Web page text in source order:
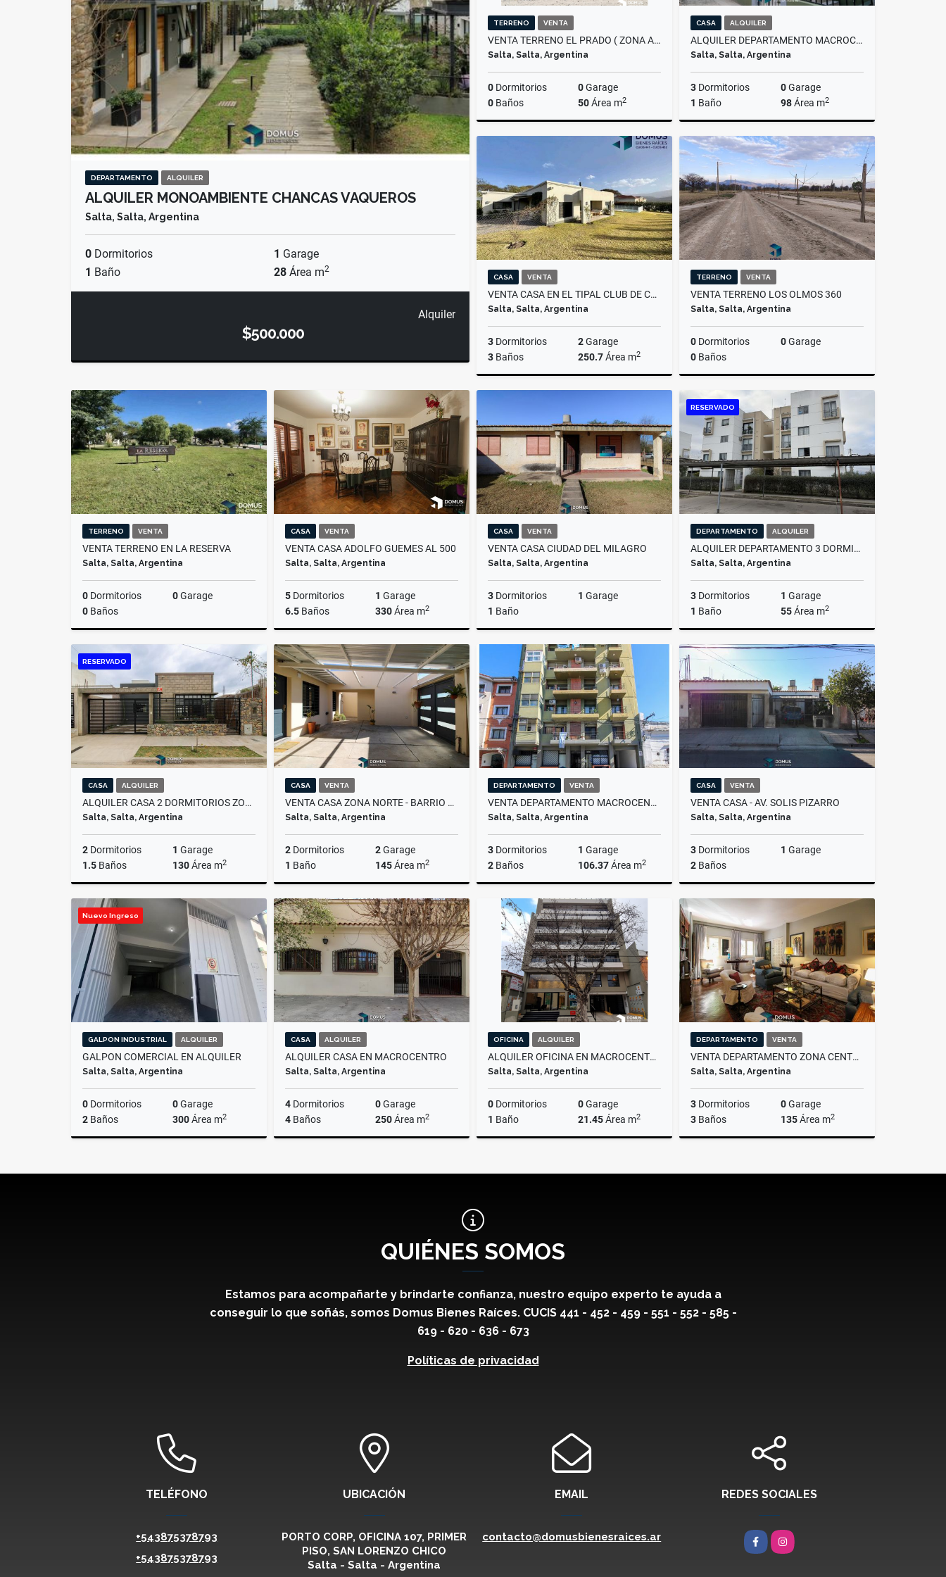
DEPARTAMENTO ALQUILER
ALQUILER MONOAMBIENTE CHANCAS VAQUEROS
Salta, Salta, Argentina
0 Dormitorios 1 Garage
1 Baño 28 Área m2
Alquiler
$500.000
TERRENO VENTA
VENTA TERRENO EL PRADO ( ZONA AXION ENERGY)
Salta, Salta, Argentina
0 Dormitorios 0Garage
0 Baños 50Área m2
Venta
CASA ALQUILER
ALQUILER DEPARTAMENTO MACROCENTRO - AV. ARENALES AL 1700
Salta, Salta, Argentina
3 Dormitorios 0Garage
1 Baño 98Área m2
Alquiler
$650.000
CASA VENTA
VENTA CASA EN EL TIPAL CLUB DE CAMPO
Salta, Salta, Argentina
3 Dormitorios 2Garage
3 Baños 250.7Área m2
TERRENO VENTA
VENTA TERRENO LOS OLMOS 360
Salta, Salta, Argentina
0 Dormitorios 0Garage
0 Baños
Venta
US$17,000
TERRENO VENTA
VENTA TERRENO EN LA RESERVA
Salta, Salta, Argentina
0 Dormitorios 0Garage
0 Baños
Venta
US$67,000
CASA VENTA
VENTA CASA ADOLFO GUEMES AL 500
Salta, Salta, Argentina
5 Dormitorios 1 Garage
6.5 Baños 330Área m2
Venta
US$290,000
CASA VENTA
VENTA CASA CIUDAD DEL MILAGRO
Salta, Salta, Argentina
3 Dormitorios 1 Garage
1 Baño
US$75,000
RESERVADO
DEPARTAMENTO ALQUILER
ALQUILER DEPARTAMENTO 3 DORMITORIOS, AMPLIACION EL BOSQUE
Salta, Salta, Argentina
3 Dormitorios 1 Garage
1 Baño 55Área m2
Alquiler
$600.000
RESERVADO
CASA ALQUILER
ALQUILER CASA 2 DORMITORIOS ZONA SUR, LAS MARIAS
Salta, Salta, Argentina
2 Dormitorios 1 Garage
1.5 Baños 130Área m2
$1.000.000
CASA VENTA
VENTA CASA ZONA NORTE - BARRIO MIRASOLES
Salta, Salta, Argentina
2 Dormitorios 2Garage
1 Baño 145Área m2
Venta
US$95,000
DEPARTAMENTO VENTA
VENTA DEPARTAMENTO MACROCENTRO
Salta, Salta, Argentina
3 Dormitorios 1 Garage
2 Baños 106.37Área m2
Venta
US$120,000
CASA VENTA
VENTA CASA - AV. SOLIS PIZARRO
Salta, Salta, Argentina
3 Dormitorios 1 Garage
2 Baños
Venta
US$80,000
Nuevo Ingreso
GALPON INDUSTRIAL ALQUILER
GALPON COMERCIAL EN ALQUILER
Salta, Salta, Argentina
0 Dormitorios 0Garage
2 Baños 300Área m2
$2.500.000
CASA ALQUILER
ALQUILER CASA EN MACROCENTRO
Salta, Salta, Argentina
4 Dormitorios 0Garage
4 Baños 250Área m2
$2.300.000
OFICINA ALQUILER
ALQUILER OFICINA EN MACROCENTRO
Salta, Salta, Argentina
0 Dormitorios 0Garage
1 Baño 21.45Área m2
$600.000
DEPARTAMENTO VENTA
VENTA DEPARTAMENTO ZONA CENTRO MENDOZA Y CATAMARCA
Salta, Salta, Argentina
3 Dormitorios 0Garage
3 Baños 135Área m2
US$98,000
QUIÉNES SOMOS
Estamos para acompañarte y brindarte confianza, nuestro equipo experto te ayuda a
conseguir lo que soñás, somos Domus Bienes Raíces. CUCIS 441 - 452 - 459 - 551 - 552 - 585 -
619 - 620 - 636 - 673
Políticas de privacidad
TELÉFONO
+543875378793
+543875378793
UBICACIÓN
PORTO CORP, OFICINA 107, PRIMER
PISO, SAN LORENZO CHICO
Salta - Salta - Argentina
EMAIL
contacto@domusbienesraices.ar
REDES SOCIALES
FacebookInstagram